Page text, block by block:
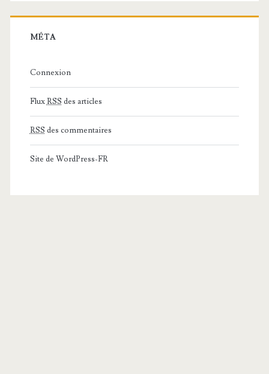
MÉTA
Connexion
FluxRSS des articles
RSS des commentaires
Site de WordPress-FR